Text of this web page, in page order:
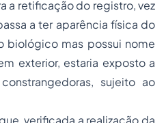
a retificação do registro, vez
a ter aparência física do
biológico mas possui nome
exterior, estaria exposto a
sujeito ao